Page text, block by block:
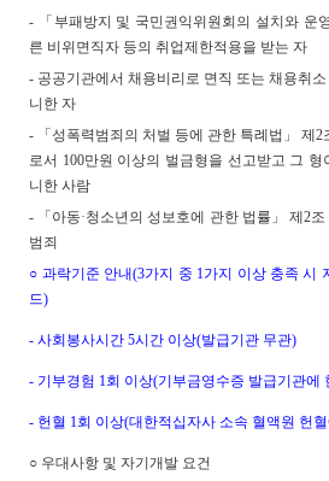
- 「부패방지 및 국민권익위원회의 설치와 운
른 비위면직자 등의 취업제한적용을 받는 자
- 공공기관에서 채용비리로 면직 또는 채용취
니한 자
- 「성폭력범죄의 처벌 등에 관한 특례법」 제
로서 100만원 이상의 벌금형을 선고받고 그
니한 사람
- 「아동·청소년의 성보호에 관한 법률」 제2
범죄
○ 과락기준 안내(3가지 중 1가지 이상 충족 시
드)
- 사회봉사시간 5시간 이상(발급기관 무관)
- 기부경험 1회 이상(기부금영수증 발급기관에
- 헌혈 1회 이상(대한적십자사 소속 혈액원 헌
○ 우대사항 및 자기개발 요건